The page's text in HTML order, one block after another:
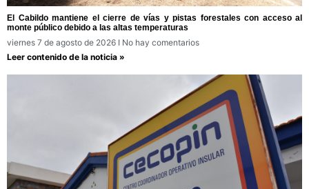
El Cabildo mantiene el cierre de vías y pistas forestales con acceso al
monte público debido a las altas temperaturas
viernes 7 de agosto de 2026
No hay comentarios
Leer contenido de la noticia »